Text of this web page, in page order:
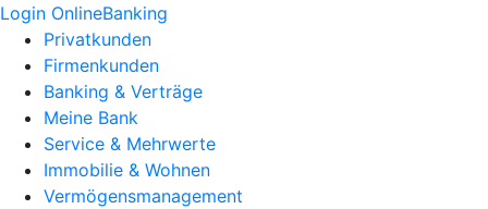
Login OnlineBanking
Privatkunden
Firmenkunden
Banking & Verträge
Meine Bank
Service & Mehrwerte
Immobilie & Wohnen
Vermögensmanagement